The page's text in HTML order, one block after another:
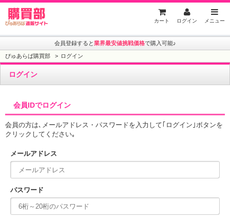
カート ログイン メニュー
会員登録すると業界最安値挑戦価格で購入可能♪
ぴゅあらば購買部 ログイン
ログイン
会員IDでログイン
会員の方は､メールアドレス・パスワードを入力して｢ログイン｣ボタンを
クリックしてください｡
メールアドレス
パスワード